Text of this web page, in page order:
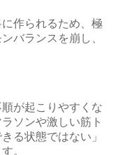
作られるため、極
バランスを崩し、
が起こりやすくな
ソンや激しい筋ト
る状態ではない」
。